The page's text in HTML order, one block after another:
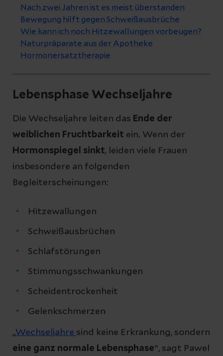
Nach zwei Jahren ist es meist überstanden
Bewegung hilft gegen Schweißausbrüche
Wie kann ich noch Hitzewallungen vorbeugen?
Naturpräparate aus der Apotheke
Hormonersatztherapie
Lebensphase Wechseljahre
Die Wechseljahre leiten das Ende der
weiblichen Fruchtbarkeit ein. Wenn der
Hormonspiegel
sinkt, leiden viele Frauen
insbesondere an folgenden
Begleiterscheinungen:
Hitzewallungen
Schweißausbrüchen
Schlafstörungen
Stimmungsschwankungen
Scheidentrockenheit
Gelenkschmerzen
„Wechseljahre sind keine Erkrankung, sondern
eine ganz normale Lebensphase“, sagt Pawel